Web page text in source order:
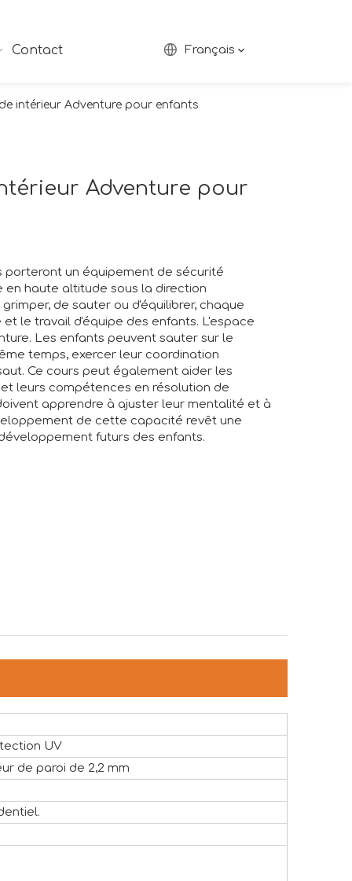
Contact Français
intérieur Adventure pour enfants
Adventure pour
porteront un équipement de sécurité
en haute altitude sous la direction
de sauter ou d'équilibrer, chaque
le travail d'équipe des enfants. L'espace
Les enfants peuvent sauter sur le
temps, exercer leur coordination
Ce cours peut également aider les
leurs compétences en résolution de
apprendre à ajuster leur mentalité et à
de cette capacité revêt une
futurs des enfants.
UV
de paroi de 2,2 mm